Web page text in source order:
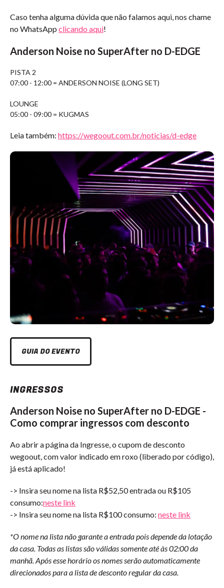
Caso tenha alguma dúvida que não falamos aqui, nos chame
no WhatsApp clicando aqui!
Anderson Noise no SuperAfter no D-EDGE
PISTA 2
07:00 - 12:00 = ANDERSON NOISE (LONG SET)
LOUNGE
05:00 - 09:00 = KUGMAS
Leia também: https://wegoout.com.br/noticias/d-edge
GUIA DO EVENTO
INGRESSOS
Anderson Noise no SuperAfter no D-EDGE -
Como comprar ingressos com desconto
Ao abrir a página da Ingresse, o cupom de desconto
wegoout, com valor indicado em roxo (liberado por código),
já está aplicado!
-> Insira seu nome na lista R$52,50 entrada ou R$105
consumo:neste link
-> Insira seu nome na lista R$100 consumo: neste link
*O nome na lista não garante a entrada pois depende da lotação
da casa. Todas as listas são válidas somente até às 02:00 da
manhã. Após esse horário os nomes serão automaticamente
direcionados para a lista de desconto regular da casa.